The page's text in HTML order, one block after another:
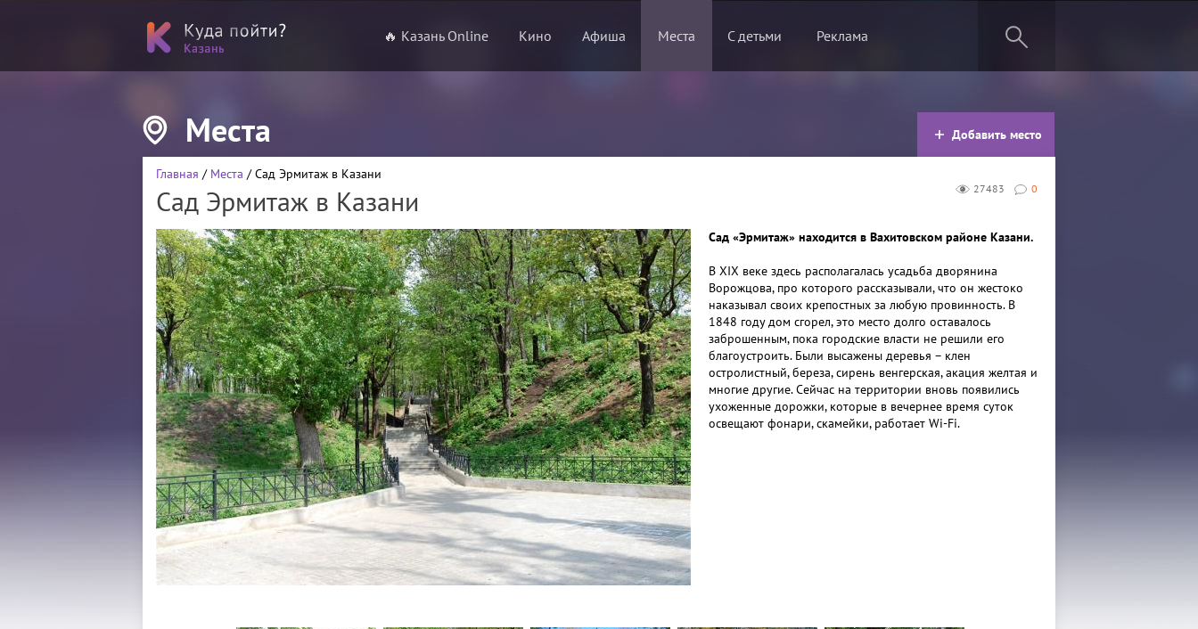
🔥 Казань Online Кино Афиша Места С детьми Реклама
Места Добавить место
0
27483
Главная / Места / Сад Эрмитаж в Казани
Сад Эрмитаж в Казани
Сад «Эрмитаж» находится в Вахитовском районе Казани.
В XIX веке здесь располагалась усадьба дворянина
Ворожцова, про которого рассказывали, что он жестоко
наказывал своих крепостных за любую провинность. В
1848 году дом сгорел, это место долго оставалось
заброшенным, пока городские власти не решили его
благоустроить. Были высажены деревья – клен
остролистный, береза, сирень венгерская, акация желтая и
многие другие. Сейчас на территории вновь появились
ухоженные дорожки, которые в вечернее время суток
освещают фонари, скамейки, работает Wi-Fi.